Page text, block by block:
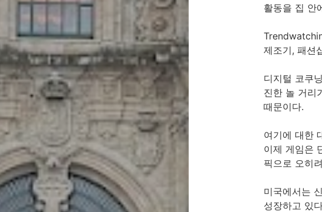
활동을 집 안
제조기, 패션
디지털 코쿠
진한 놀 거리
때문이다.
여기에 대한
이제 게임은
픽으로 오히
미국에서는
성장하고 있